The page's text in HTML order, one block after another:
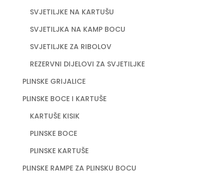
SVJETILJKE NA KARTUŠU
SVJETILJKA NA KAMP BOCU
SVJETILJKE ZA RIBOLOV
REZERVNI DIJELOVI ZA SVJETILJKE
PLINSKE GRIJALICE
PLINSKE BOCE I KARTUŠE
KARTUŠE KISIK
PLINSKE BOCE
PLINSKE KARTUŠE
PLINSKE RAMPE ZA PLINSKU BOCU